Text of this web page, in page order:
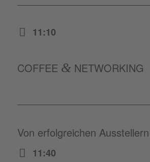
11:10
COFFEE &NETWORKING
Von erfolgreichen
11:40